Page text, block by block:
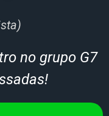
no grupo G7